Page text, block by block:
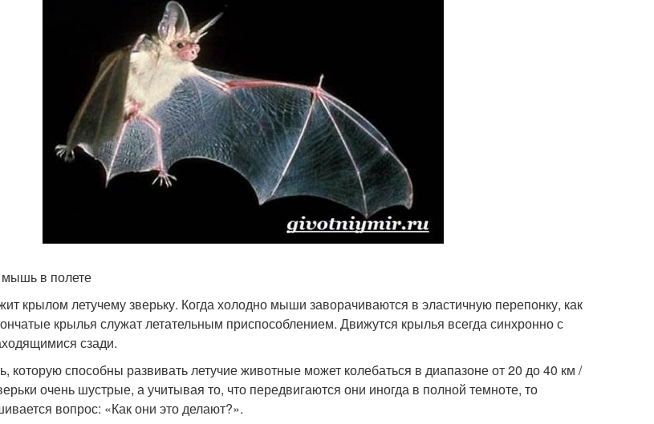
в полете
крылом летучему зверьку. Когда холодно мыши заворачиваются в эластичную перепонку, как
крылья служат летательным приспособлением. Движутся крылья всегда синхронно с
сзади.
которую способны развивать летучие животные может колебаться в диапазоне от 20 до 40 км /
очень шустрые, а учитывая то, что передвигаются они иногда в полной темноте, то
вопрос: «Как они это делают?».